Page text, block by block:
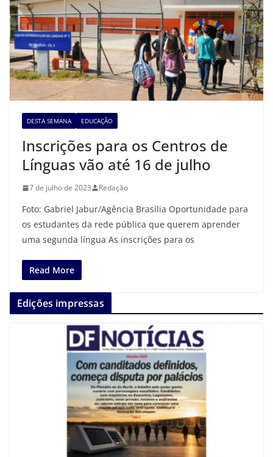
DESTA SEMANA EDUCAÇÃO
Inscrições para os Centros de
Línguas vão até 16 de julho
7 de julho de 2023 Redação
Foto: Gabriel Jabur/Agência Brasília Oportunidade para
os estudantes da rede pública que querem aprender
uma segunda língua As inscrições para os
Read More
Edições impressas